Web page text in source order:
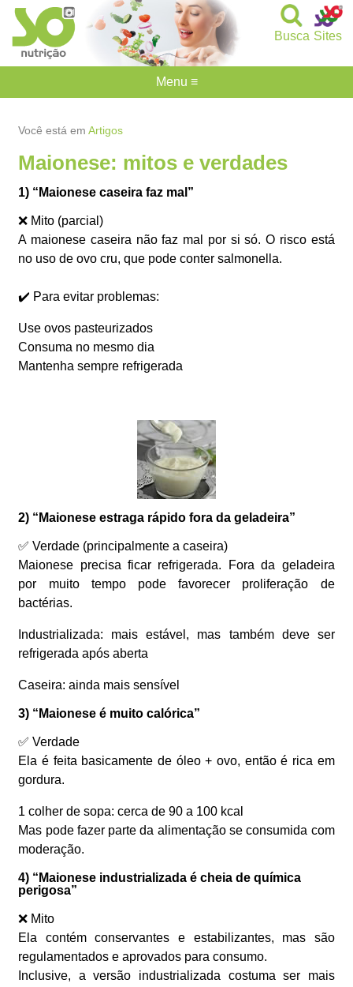
Sites
Busca
Você está emArtigos
Maionese: mitos e verdades
1) “Maionese caseira faz mal”
❌ Mito (parcial)
A maionese caseira não faz mal por si só. O risco está
no uso de ovo cru, que pode conter salmonella.
✔️ Para evitar problemas:
Use ovos pasteurizados
Consuma no mesmo dia
Mantenha sempre refrigerada
2) “Maionese estraga rápido fora da geladeira”
✅ Verdade (principalmente a caseira)
Maionese precisa ficar refrigerada. Fora da geladeira
por muito tempo pode favorecer proliferação de
bactérias.
Industrializada: mais estável, mas também deve ser
refrigerada após aberta
Caseira: ainda mais sensível
3) “Maionese é muito calórica”
✅ Verdade
Ela é feita basicamente de óleo + ovo, então é rica em
gordura.
1 colher de sopa: cerca de 90 a 100 kcal
Mas pode fazer parte da alimentação se consumida com
moderação.
4) “Maionese industrializada é cheia de química
perigosa”
❌ Mito
Ela contém conservantes e estabilizantes, mas são
regulamentados e aprovados para consumo.
Inclusive, a versão industrializada costuma ser mais